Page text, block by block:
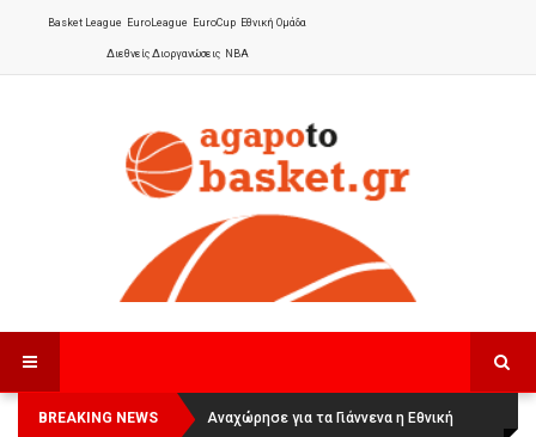
Basket League EuroLeague EuroCup Εθνική Ομάδα
Διεθνείς Διοργανώσεις NBA
BREAKING NEWS
Οι Πάνθηρες Καβάλας στην Women
Αναχώρησε για τα Γιάννενα η Εθνική